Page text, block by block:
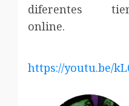
diferentes
online.
https://youtu.be/